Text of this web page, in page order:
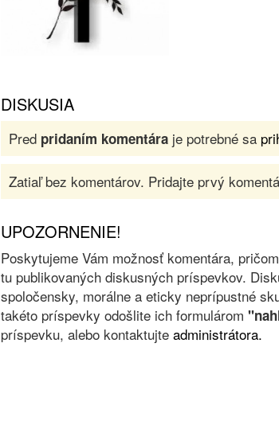
DISKUSIA
Pred pridaním komentáraje potrebné sa
Zatiaľ bez komentárov. Pridajte prvý
UPOZORNENIE!
Poskytujeme Vám možnosť komentára,
tu publikovaných diskusných príspevkov.
spoločensky, morálne a eticky neprípustné
takéto príspevky odošlite ich formulárom
príspevku, alebo kontaktujte administrátora.